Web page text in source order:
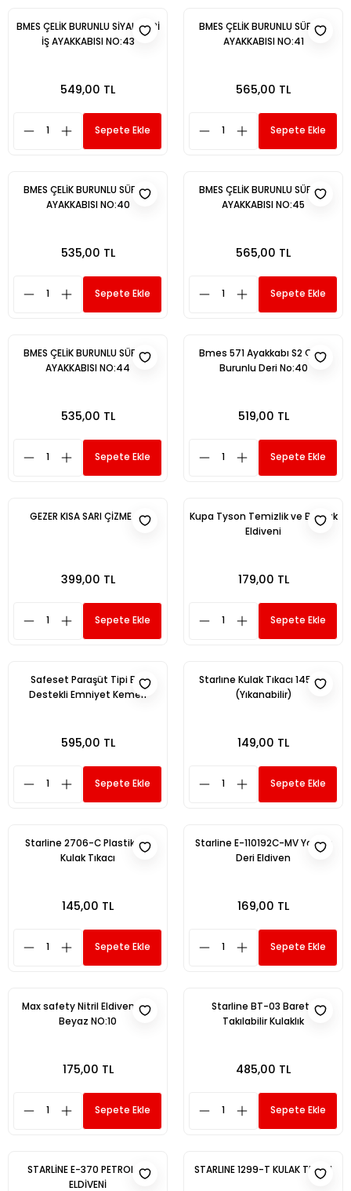
BMES ÇELİK BURUNLU SİYAH DERİ
İŞ AYAKKABISI NO:43
549,00 TL
Sepete Ekle
BMES ÇELİK BURUNLU SÜET İŞ
AYAKKABISI NO:41
565,00 TL
Sepete Ekle
BMES ÇELİK BURUNLU SÜET İŞ
AYAKKABISI NO:40
535,00 TL
Sepete Ekle
BMES ÇELİK BURUNLU SÜET İŞ
AYAKKABISI NO:45
565,00 TL
Sepete Ekle
BMES ÇELİK BURUNLU SÜET İŞ
AYAKKABISI NO:44
535,00 TL
Sepete Ekle
Bmes 571 Ayakkabı S2 Çelik
Burunlu Deri No:40
519,00 TL
Sepete Ekle
GEZER KISA SARI ÇİZME 45
399,00 TL
Sepete Ekle
Kupa Tyson Temizlik ve Bulaşık
Eldiveni
179,00 TL
Sepete Ekle
Safeset Paraşüt Tipi Bel
Destekli Emniyet Kemeri
595,00 TL
Sepete Ekle
Starlıne Kulak Tıkacı 1453-T
(Yıkanabilir)
149,00 TL
Sepete Ekle
Starline 2706-C Plastik İpli
Kulak Tıkacı
145,00 TL
Sepete Ekle
Starline E-110192C-MV Yarma
Deri Eldiven
169,00 TL
Sepete Ekle
Max safety Nitril Eldiven Sarı
Beyaz NO:10
175,00 TL
Sepete Ekle
Starline BT-03 Barete
Takılabilir Kulaklık
485,00 TL
Sepete Ekle
STARLİNE E-370 PETROLCÜ
ELDİVENİ
STARLINE 1299-T KULAK TIKACI